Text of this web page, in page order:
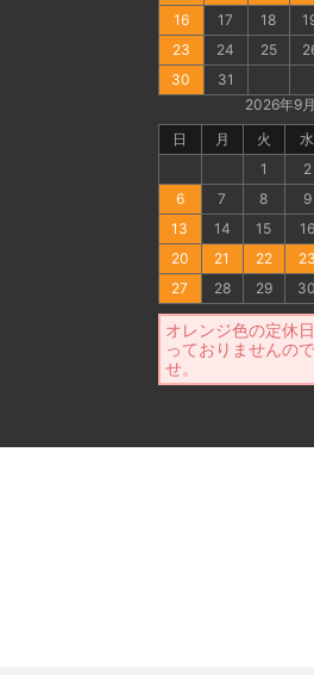
16
17 18
23
24 25
30
31
2026年9
日
月 火 水
1
2
6
7 8 9
13
14 15 16
20
21 22 23
27
28 29 30
オレンジ色の定休
っておりませんの
せ。